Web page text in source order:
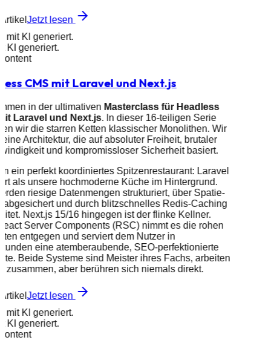
Jetzt lesen
mit KI generiert.
KI generiert.
CMS mit Laravel und Next.js
in der ultimativen Masterclass für Headless
Laravel und Next.js. In dieser 16-teiligen Serie
wir die starren Ketten klassischer Monolithen. Wir
Architektur, die auf absoluter Freiheit, brutaler
und kompromissloser Sicherheit basiert.
ein perfekt koordiniertes Spitzenrestaurant: Laravel
als unsere hochmoderne Küche im Hintergrund.
riesige Datenmengen strukturiert, über Spatie-
abgesichert und durch blitzschnelles Redis-Caching
Next.js 15/16 hingegen ist der flinke Kellner.
Server Components (RSC) nimmt es die rohen
entgegen und serviert dem Nutzer in
eine atemberaubende, SEO-perfektionierte
Beide Systeme sind Meister ihres Fachs, arbeiten
zusammen, aber berühren sich niemals direkt.
Jetzt lesen
mit KI generiert.
KI generiert.